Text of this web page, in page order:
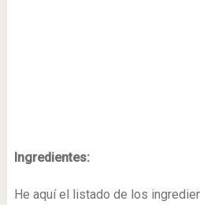
Ingredientes:
He aquí el listado de los